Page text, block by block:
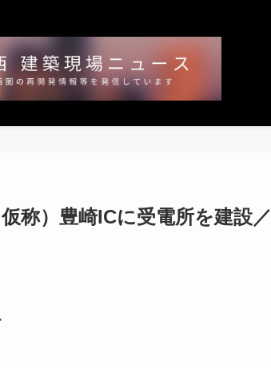
称）豊崎ICに受電所を建設／